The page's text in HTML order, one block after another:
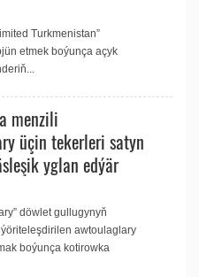
Turkmenistan”
etmek boýunça açyk
menzili
üçin tekerleri satyn
yglan edýär
döwlet gullugynyň
awtoulaglary
boýunça kotirowka